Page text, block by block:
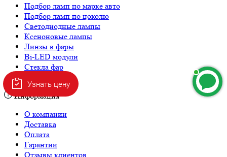
Подбор ламп по марке авто
Подбор ламп по цоколю
Светодиодные лампы
Ксеноновые лампы
Линзы в фары
Bi-LED модули
Стекла фар
Информация
О компании
Доставка
Оплата
Гарантии
Отзывы клиентов
Узнать цену